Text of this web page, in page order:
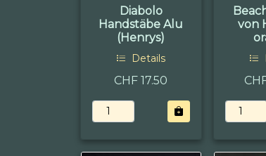
Diabolo
Handstäbe Alu
(Henrys)
Details
CHF 17.50
von